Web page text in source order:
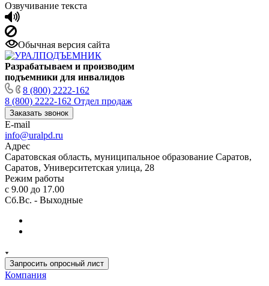
Озвучивание текста
Обычная версия сайта
Разрабатываем и производим
подъемники для инвалидов
8 (800) 2222-162
8 (800) 2222-162 Отдел продаж
Заказать звонок
E-mail
info@uralpd.ru
Адрес
Саратовская область, муниципальное образование Саратов,
Саратов, Университетская улица, 28
Режим работы
с 9.00 до 17.00
Сб.Вс. - Выходные
Запросить опросный лист
Компания